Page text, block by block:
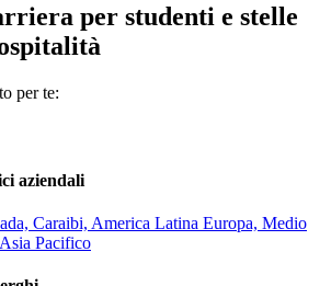
per studenti e stelle
per te:
aziendali
Caraibi, America Latina Europa, Medio
Asia Pacifico